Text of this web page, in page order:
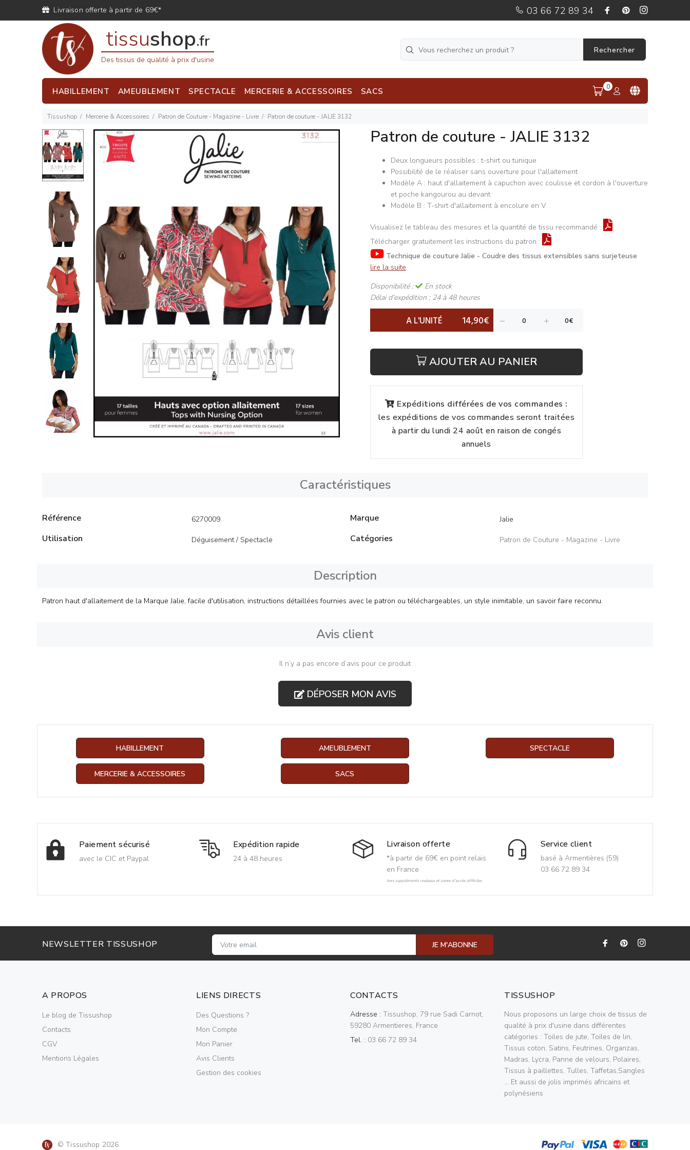
Livraison offerte à partir de 69€* 03 66 72 89 34
tissushop.fr
Des tissus de qualité à prix d'usine
Rechercher
HABILLEMENT AMEUBLEMENT SPECTACLE MERCERIE & ACCESSOIRES SACS 0
Tissushop Mercerie & Accessoires Patron de Couture - Magazine - Livre Patron de couture - JALIE 3132
Patron de couture - JALIE 3132
Deux longueurs possibles : t-shirt ou tunique
Possibilité de le réaliser sans ouverture pour l'allaitement
Modèle A : haut d'allaitement à capuchon avec coulisse et cordon à l'ouverture
et poche kangourou au devant
Modèle B : T-shirt d'allaitement à encolure en V
Visualisez le tableau des mesures et la quantité de tissu recommandé :
Télécharger gratuitement les instructions du patron :
Technique de couture Jalie - Coudre des tissus extensibles sans surjeteuse
lire la suite
Disponibilité :
En stock
Délai d'expédition : 24 à 48 heures
A L'UNITÉ 14,90€
AJOUTER AU PANIER
Expéditions différées de vos commandes :
les expéditions de vos commandes seront traitées
à partir du lundi 24 août en raison de congés
annuels
Caractéristiques
Référence 6270009
Utilisation Déguisement / Spectacle
Marque Jalie
Catégories Patron de Couture - Magazine - Livre
Description
Patron haut d'allaitement de la Marque Jalie, facile d'utilisation, instructions détaillées fournies avec le patron ou téléchargeables, un style inimitable, un savoir faire reconnu.
Avis client
Il n’y a pas encore d’avis pour ce produit
DÉPOSER MON AVIS
HABILLEMENT AMEUBLEMENT SPECTACLE
MERCERIE & ACCESSOIRES SACS
Paiement sécurisé
avec le CIC et Paypal
Expédition rapide
24 à 48 heures
Livraison offerte
*à partir de 69€ en point relais
en France
hors suppléments rouleaux et zones d'accès difficiles
Service client
basé à Armentières (59)
03 66 72 89 34
NEWSLETTER TISSUSHOP JE M'ABONNE
A PROPOS
Le blog de Tissushop
Contacts
CGV
Mentions Légales
LIENS DIRECTS
Des Questions ?
Mon Compte
Mon Panier
Avis Clients
Gestion des cookies
CONTACTS
Adresse : Tissushop, 79 rue Sadi Carnot,
59280 Armentieres, France
Tel. : 03 66 72 89 34
TISSUSHOP
Nous proposons un large choix de tissus de
qualité à prix d'usine dans différentes
catégories : Toiles de jute, Toiles de lin,
Tissus coton, Satins, Feutrines, Organzas,
Madras, Lycra, Panne de velours, Polaires,
Tissus à paillettes, Tulles, Taffetas,Sangles
... Et aussi de jolis imprimés africains et
polynésiens
© Tissushop 2026